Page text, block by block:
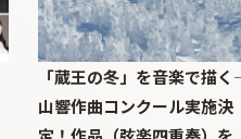
「蔵王の冬」を音楽で描く――
山響作曲コンクール実施決